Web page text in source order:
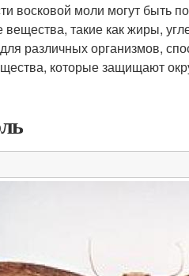
восковой моли могут быть
такие как жиры,
различных организмов,
которые защищают